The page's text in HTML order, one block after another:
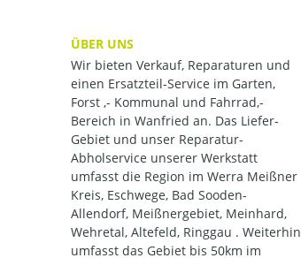
ÜBER UNS
Wir bieten Verkauf, Reparaturen und
einen Ersatzteil-Service im Garten,
Forst ,- Kommunal und Fahrrad,-
Bereich in Wanfried an. Das Liefer-
Gebiet und unser Reparatur-
Abholservice unserer Werkstatt
umfasst die Region im Werra Meißner
Kreis, Eschwege, Bad Sooden-
Allendorf, Meißnergebiet, Meinhard,
Wehretal, Altefeld, Ringgau . Weiterhin
umfasst das Gebiet bis 50km im